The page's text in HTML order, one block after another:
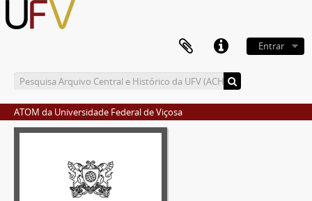
Entrar
ATOM da Universidade Federal de Viçosa